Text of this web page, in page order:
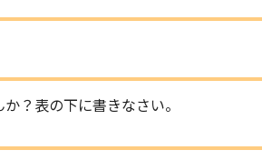
？表の下に書きなさい。